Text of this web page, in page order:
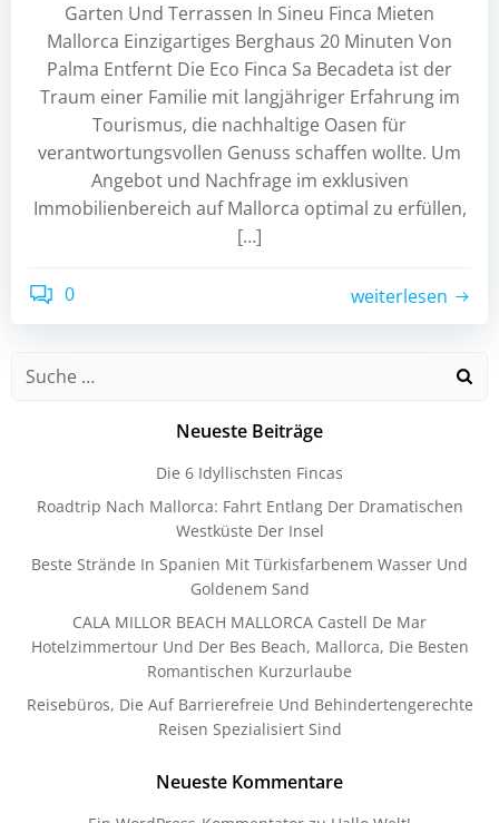
Garten Und Terrassen In Sineu Finca Mieten
Mallorca Einzigartiges Berghaus 20 Minuten Von
Palma Entfernt Die Eco Finca Sa Becadeta ist der
Traum einer Familie mit langjähriger Erfahrung im
Tourismus, die nachhaltige Oasen für
verantwortungsvollen Genuss schaffen wollte. Um
Angebot und Nachfrage im exklusiven
Immobilienbereich auf Mallorca optimal zu erfüllen,
[…]
0 weiterlesen
Neueste Beiträge
Die 6 Idyllischsten Fincas
Roadtrip Nach Mallorca: Fahrt Entlang Der Dramatischen
Westküste Der Insel
Beste Strände In Spanien Mit Türkisfarbenem Wasser Und
Goldenem Sand
CALA MILLOR BEACH MALLORCA Castell De Mar
Hotelzimmertour Und Der Bes Beach, Mallorca, Die Besten
Romantischen Kurzurlaube
Reisebüros, Die Auf Barrierefreie Und Behindertengerechte
Reisen Spezialisiert Sind
Neueste Kommentare